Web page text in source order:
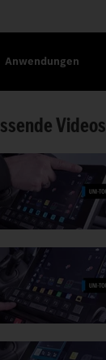
Anwendungen
Videos